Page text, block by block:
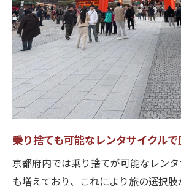
乗り捨ても可能なレンタサイクル
京都府内では乗り捨てが可能なレン
も増えており、これにより旅の選択